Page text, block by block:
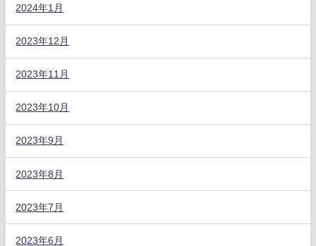
2024年1月
2023年12月
2023年11月
2023年10月
2023年9月
2023年8月
2023年7月
2023年6月